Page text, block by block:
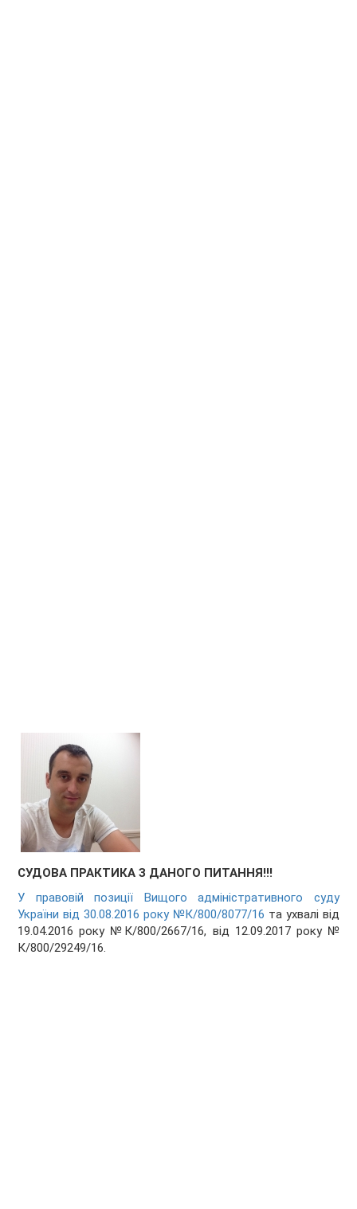
СУДОВА ПРАКТИКА З ДАНОГО ПИТАННЯ!!!
У правовій позиції Вищого адміністративного суду
України від 30.08.2016 року №К/800/8077/16 та ухвалі від
19.04.2016 року №К/800/2667/16, від 12.09.2017 року №
К/800/29249/16.